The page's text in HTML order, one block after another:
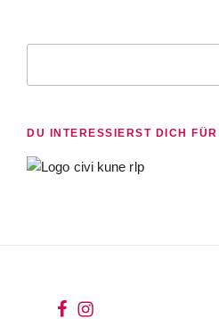
DU INTERESSIERST DICH
wir wir